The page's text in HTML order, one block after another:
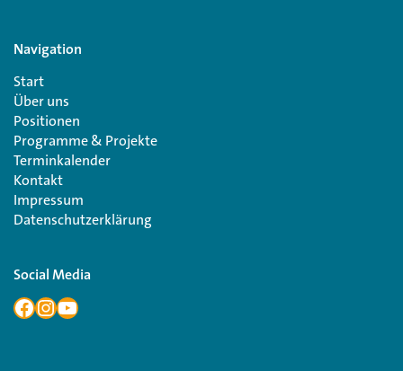
Navigation
Start
Über uns
Positionen
Programme & Projekte
Terminkalender
Kontakt
Impressum
Datenschutzerklärung
Social Media